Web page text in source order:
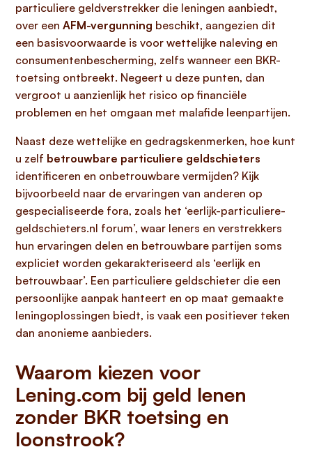
particuliere geldverstrekker die leningen aanbiedt,
over een AFM-vergunning beschikt, aangezien dit
een basisvoorwaarde is voor wettelijke naleving en
consumentenbescherming, zelfs wanneer een BKR-
toetsing ontbreekt. Negeert u deze punten, dan
vergroot u aanzienlijk het risico op financiële
problemen en het omgaan met malafide leenpartijen.
Naast deze wettelijke en gedragskenmerken, hoe kunt
u zelf betrouwbare particuliere geldschieters
identificeren en onbetrouwbare vermijden? Kijk
bijvoorbeeld naar de ervaringen van anderen op
gespecialiseerde fora, zoals het ‘eerlijk-particuliere-
geldschieters.nl forum’, waar leners en verstrekkers
hun ervaringen delen en betrouwbare partijen soms
expliciet worden gekarakteriseerd als ‘eerlijk en
betrouwbaar’. Een particuliere geldschieter die een
persoonlijke aanpak hanteert en op maat gemaakte
leningoplossingen biedt, is vaak een positiever teken
dan anonieme aanbieders.
Waarom kiezen voor
Lening.com bij geld lenen
zonder BKR toetsing en
loonstrook?